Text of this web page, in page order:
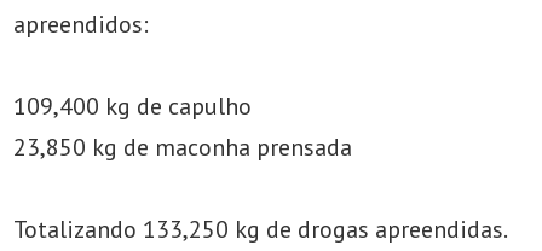
apreendidos:
109,400 kg de capulho
23,850 kg de maconha prensada
Totalizando 133,250 kg de drogas apreendidas.